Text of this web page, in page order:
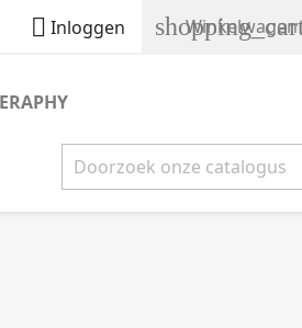
 Inloggen Winkelwagen